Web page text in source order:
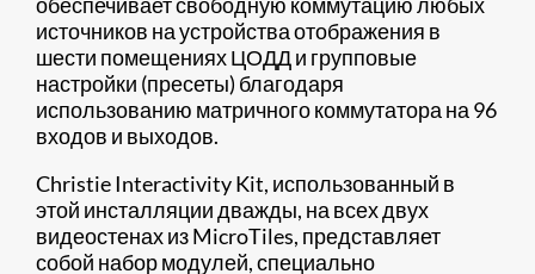
источников на устройства отображения в
шести помещениях ЦОДД и групповые
настройки (пресеты) благодаря
использованию матричного коммутатора на 96
входов и выходов.
Christie Interactivity Kit, использованный в
этой инсталляции дважды, на всех двух
видеостенах из MicroTiles, представляет
собой набор модулей, специально